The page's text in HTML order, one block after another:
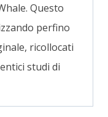
Questo
perfino
ricollocati
studi di